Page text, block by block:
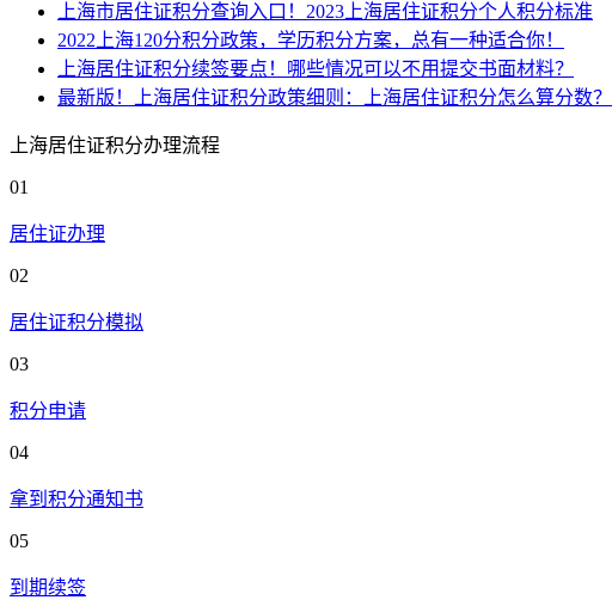
上海市居住证积分查询入口！2023上海居住证积分个人积分标准
2022上海120分积分政策，学历积分方案，总有一种适合你！
上海居住证积分续签要点！哪些情况可以不用提交书面材料？
最新版！上海居住证积分政策细则：上海居住证积分怎么算分数？
上海居住证积分办理流程
01
居住证办理
02
居住证积分模拟
03
积分申请
04
拿到积分通知书
05
到期续签